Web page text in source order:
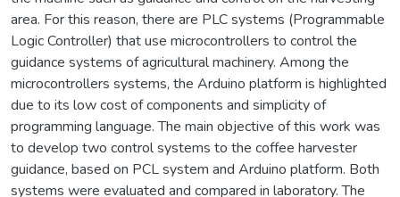
area. For this reason, there are PLC systems (Programmable
Logic Controller) that use microcontrollers to control the
guidance systems of agricultural machinery. Among the
microcontrollers systems, the Arduino platform is highlighted
due to its low cost of components and simplicity of
programming language. The main objective of this work was
to develop two control systems to the coffee harvester
guidance, based on PCL system and Arduino platform. Both
systems were evaluated and compared in laboratory. The